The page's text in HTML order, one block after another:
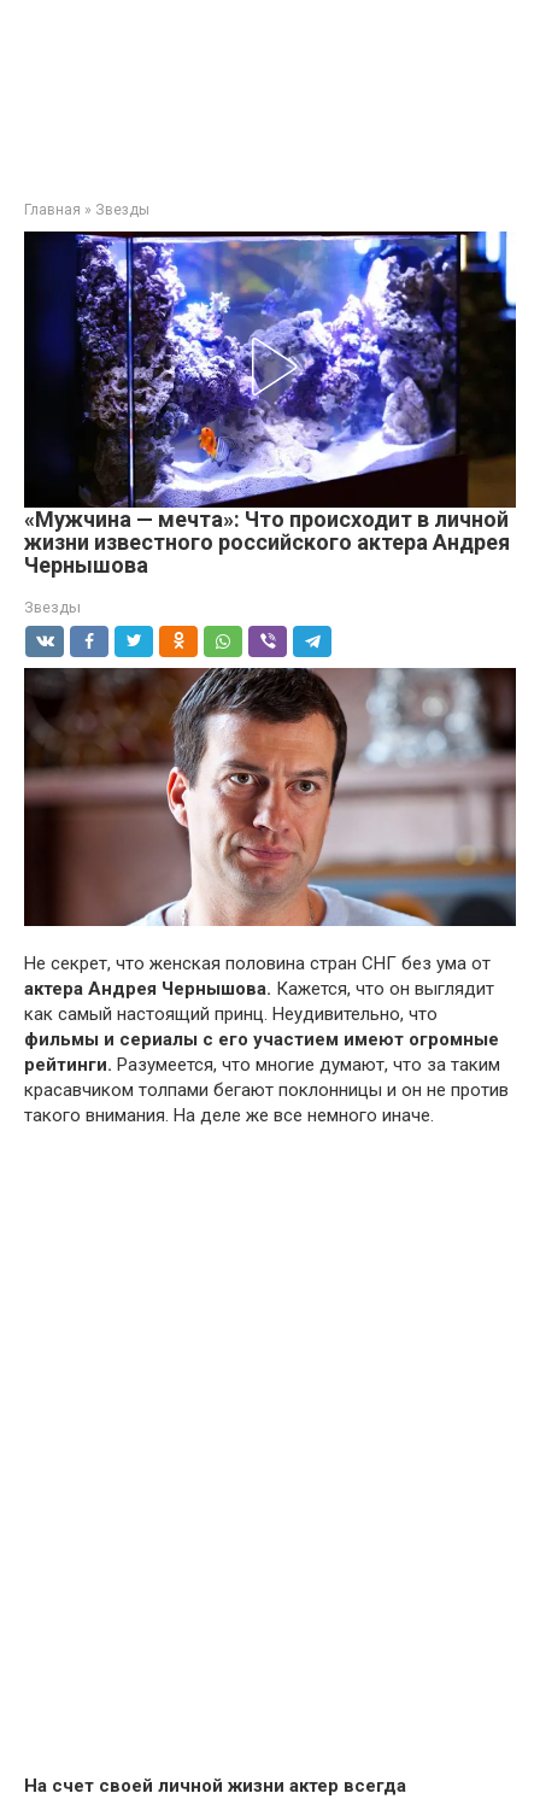
Главная » Звезды
«Мужчина — мечта»: Что происходит в личной
жизни известного российского актера Андрея
Чернышова
Звезды
Не секрет, что женская половина стран СНГ без ума от
актера Андрея Чернышова. Кажется, что он выглядит
как самый настоящий принц. Неудивительно, что
фильмы и сериалы с его участием имеют огромные
рейтинги. Разумеется, что многие думают, что за таким
красавчиком толпами бегают поклонницы и он не против
такого внимания. На деле же все немного иначе.
На счет своей личной жизни актер всегда